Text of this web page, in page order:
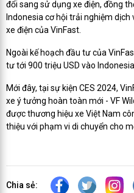
đổi sang sử dụng xe điện, đồng
Indonesia cơ hội trải nghiệm
xe điện của VinFast.
Ngoài kế hoạch đầu tư của
tư tới 900 triệu USD vào
Mới đây, tại sự kiện CES 2024,
xe ý tưởng hoàn toàn mới - VF
được thương hiệu xe Việt Nam
thiệu với phạm vi di chuyển cho
Chia sẻ: